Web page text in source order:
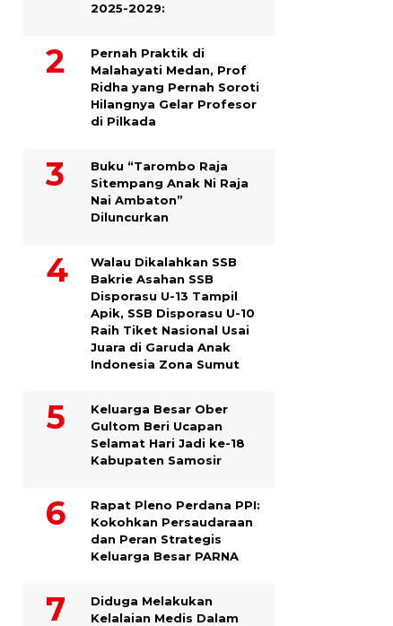
2025-2029:
Pernah Praktik di
Malahayati Medan, Prof
Ridha yang Pernah Soroti
Hilangnya Gelar Profesor
di Pilkada
Buku “Tarombo Raja
Sitempang Anak Ni Raja
Nai Ambaton”
Diluncurkan
Walau Dikalahkan SSB
Bakrie Asahan SSB
Disporasu U-13 Tampil
Apik, SSB Disporasu U-10
Raih Tiket Nasional Usai
Juara di Garuda Anak
Indonesia Zona Sumut
Keluarga Besar Ober
Gultom Beri Ucapan
Selamat Hari Jadi ke-18
Kabupaten Samosir
Rapat Pleno Perdana PPI:
Kokohkan Persaudaraan
dan Peran Strategis
Keluarga Besar PARNA
Diduga Melakukan
Kelalaian Medis Dalam